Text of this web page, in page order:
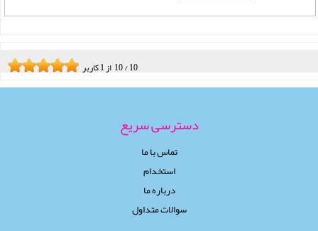
10/10 از1کاربر
دسترسی سریع
تماس با ما
استخدام
درباره ما
سوالات متداول